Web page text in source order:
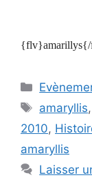
Étiquettes
amaryllis,
2010,
amaryllis
Laisser